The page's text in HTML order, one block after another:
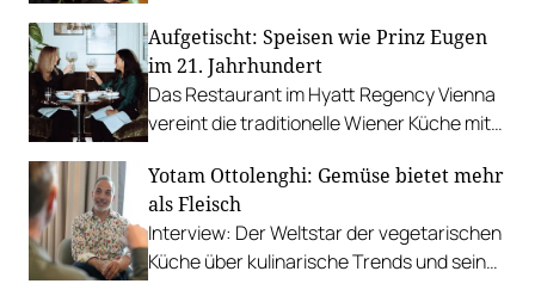
Gaststätten.
Aufgetischt: Speisen wie Prinz Eugen
im 21. Jahrhundert
Das Restaurant im Hyatt Regency Vienna
vereint die traditionelle Wiener Küche mit
Yotam Ottolenghi: Gemüse bietet mehr
als Fleisch
Interview: Der Weltstar der vegetarischen
Küche über kulinarische Trends und seine